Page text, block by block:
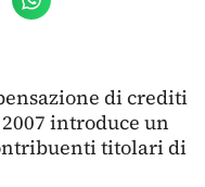
di crediti
introduce un
titolari di